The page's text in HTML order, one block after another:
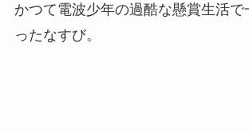
かつて電波少年の過酷な懸賞生活で
ったなすび。